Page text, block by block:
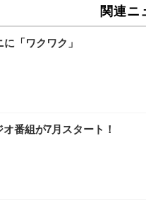
関連ニ
「ワクワク」
番組が7月スタート！